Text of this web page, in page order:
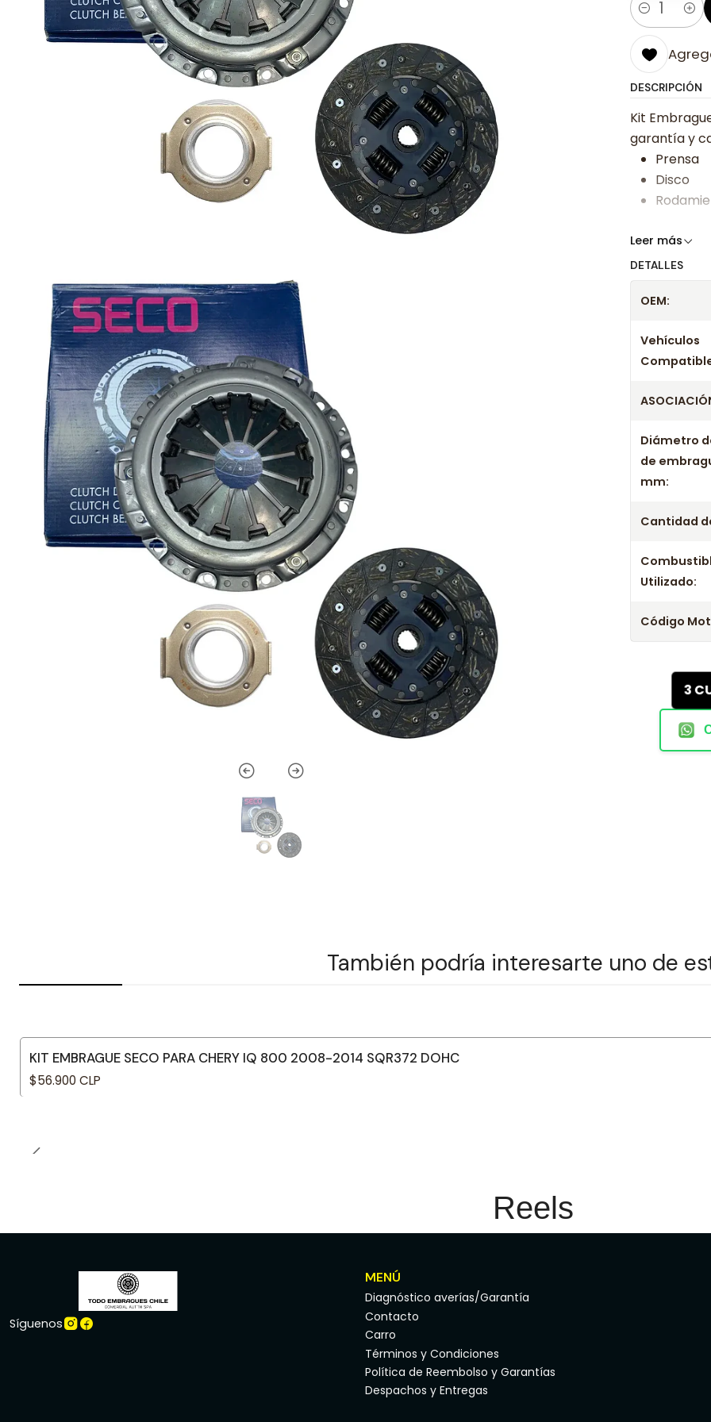
Cantidad
DESCRIPCIÓN
Kit
garantía y
Prensa
Disco
Somos
confirmación.
Años
Kit
Kit
Kit
Kit
Kit
Leer más
DETALLES
OEM:
Vehículos
Diámetro
de
mm:
Cantidad
Utilizado:
Código
3
También podría interesarte uno de
KIT EMBRAGUE SECO PARA CHERY IQ 800 2008-2014 SQR372 DOHC
$56.900 CLP
Reels
Síguenos
MENÚ
Diagnóstico averías/Garantía
Contacto
Carro
Términos y Condiciones
Política de Reembolso y Garantías
Despachos y Entregas